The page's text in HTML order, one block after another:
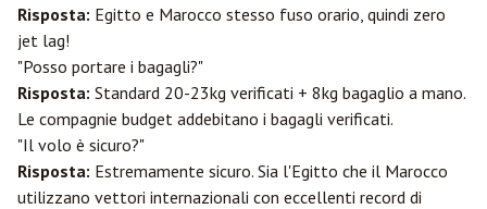
Risposta: Egitto e Marocco stesso fuso orario, quindi zero
jet lag!
"Posso portare i bagagli?"
Risposta: Standard 20-23kg verificati + 8kg bagaglio a mano.
Le compagnie budget addebitano i bagagli verificati.
"Il volo è sicuro?"
Risposta: Estremamente sicuro. Sia l'Egitto che il Marocco
utilizzano vettori internazionali con eccellenti record di